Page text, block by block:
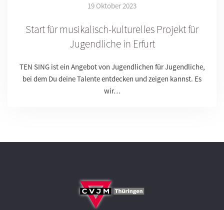
19 Oktober 2023
Start für musikalisch-kulturelles Projekt für
Jugendliche in Erfurt
TEN SING ist ein Angebot von Jugendlichen für Jugendliche,
bei dem Du deine Talente entdecken und zeigen kannst. Es
wir…